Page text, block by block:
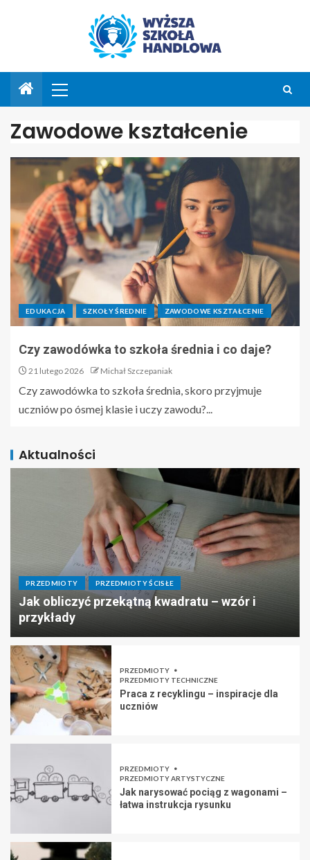
Zawodowe kształcenie
EDUKACJA SZKOŁY ŚREDNIE ZAWODOWE KSZTAŁCENIE
Czy zawodówka to szkoła średnia i co daje?
21 lutego 2026 Michał Szczepaniak
Czy zawodówka to szkoła średnia, skoro przyjmuje
uczniów po ósmej klasie i uczy zawodu?...
Aktualności
PRZEDMIOTY PRZEDMIOTY ŚCISŁE
Jak obliczyć przekątną kwadratu – wzór i
przykłady
PRZEDMIOTY
PRZEDMIOTY TECHNICZNE
Praca z recyklingu – inspiracje dla
uczniów
PRZEDMIOTY
PRZEDMIOTY ARTYSTYCZNE
Jak narysować pociąg z wagonami –
łatwa instrukcja rysunku